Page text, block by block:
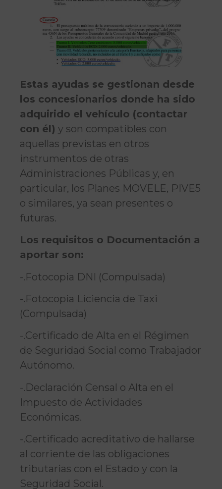
Estas ayudas se gestionan desde
los concesionarios donde ha sido
adquirido el vehículo (contactar
con él) y son compatibles con
aquellas previstas en otros
instrumentos de otras
Administraciones Públicas y, en
particular, los Planes MOVELE, PIVE5
o similares, ya sean presentes o
futuras.
Los requisitos o Documentación a
aportar son:
-.Fotocopia DNI (Compulsada)
-.Fotocopia Liciencia de Taxi
(Compulsada)
-.Certificado de Alta en el Régimen
de Seguridad Social como Trabajador
Autónomo.
-.Declaración Censal o Alta en el
Impuesto de Actividades
Económicas.
-.Certificado acreditativo de hallarse
al corriente de las obligaciones
tributarias con el Estado y con la
Seguridad Social.